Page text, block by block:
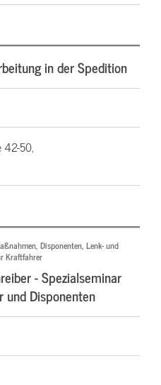
in der Spedition
42-50,
Disponenten, Lenk- und
Kraftfahrer
- Spezialseminar
und Disponenten